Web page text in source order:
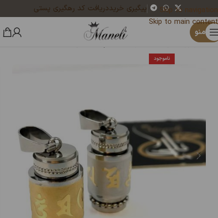
Skip to navigation
Skip to main content
پیگیری خریددریافت کد رهگیری پستی
منو
خانه زیورآلات و بدلیجات رنگ ثابت پلاک فانتزی
ناموجود
×